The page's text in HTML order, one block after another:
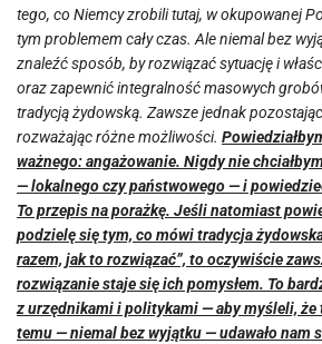
tego, co Niemcy zrobili tutaj, w okupowanej
tym problemem cały czas. Ale niemal bez
znaleźć sposób, by rozwiązać sytuację i
oraz zapewnić integralność masowych
tradycją żydowską. Zawsze jednak
rozważając różne możliwości.
ważnego: angażowanie. Nigdy nie
— lokalnego czy państwowego — i
To przepis na porażkę. Jeśli natomiast
podzielę się tym, co mówi tradycja
razem, jak to rozwiązać”, to oczywiście
rozwiązanie staje się ich pomysłem. To
z urzędnikami i politykami — aby myśleli, że
temu — niemal bez wyjątku — udawało nam